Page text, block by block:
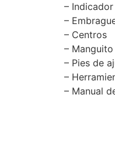
–
–
– Centros
–
– Pies de
–
– Manual